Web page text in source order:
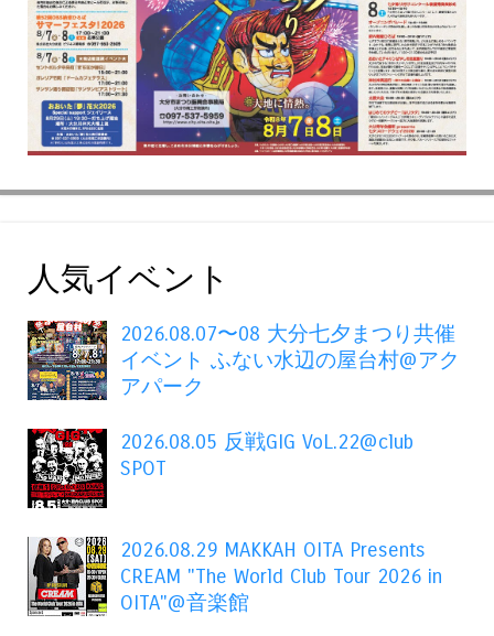
人気イベント
2026.08.07〜08 大分七夕まつり共催
イベント ふない水辺の屋台村@アク
アパーク
2026.08.05 反戦GIG VoL.22@club
SPOT
2026.08.29 MAKKAH OITA Presents
CREAM "The World Club Tour 2026 in
OITA"@音楽館